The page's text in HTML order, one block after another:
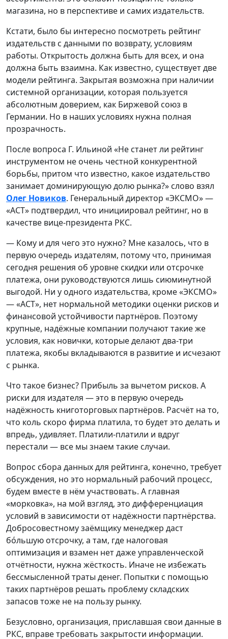
магазина, но в перспективе и самих издательств.
Кстати, было бы интересно посмотреть рейтинг
издательств с данными по возврату, условиям
работы. Открытость должна быть для всех, и она
должна быть взаимна. Как известно, существует две
модели рейтинга. Закрытая возможна при наличии
системной организации, которая пользуется
абсолютным доверием, как Биржевой союз в
Германии. Но в наших условиях нужна полная
прозрачность.
После вопроса Г. Ильиной «Не станет ли рейтинг
инструментом не очень честной конкурентной
борьбы, притом что известно, какое издательство
занимает доминирующую долю рынка?» слово взял
Олег Новиков. Генеральный директор «ЭКСМО» —
«АСТ» подтвердил, что инициировал рейтинг, но в
качестве вице-президента РКС.
— Кому и для чего это нужно? Мне казалось, что в
первую очередь издателям, потому что, принимая
сегодня решения об уровне скидки или отсрочке
платежа, они руководствуются лишь сиюминутной
выгодой. Ни у одного издательства, кроме «ЭКСМО»
— «АСТ», нет нормальной методики оценки рисков и
финансовой устойчивости партнёров. Поэтому
крупные, надёжные компании получают такие же
условия, как новички, которые делают два-три
платежа, якобы вкладываются в развитие и исчезают
с рынка.
Что такое бизнес? Прибыль за вычетом рисков. А
риски для издателя — это в первую очередь
надёжность книготорговых партнёров. Расчёт на то,
что коль скоро фирма платила, то будет это делать и
впредь, удивляет. Платили-платили и вдруг
перестали — все мы знаем такие случаи.
Вопрос сбора данных для рейтинга, конечно, требует
обсуждения, но это нормальный рабочий процесс,
будем вместе в нём участвовать. А главная
«морковка», на мой взгляд, это дифференциация
условий в зависимости от надёжности партнёрства.
Добросовестному заёмщику менеджер даст
бόльшую отсрочку, а там, где налоговая
оптимизация и взамен нет даже управленческой
отчётности, нужна жёсткость. Иначе не избежать
бессмысленной траты денег. Попытки с помощью
таких партнёров решать проблему складских
запасов тоже не на пользу рынку.
Безусловно, организация, приславшая свои данные в
РКС, вправе требовать закрытости информации.